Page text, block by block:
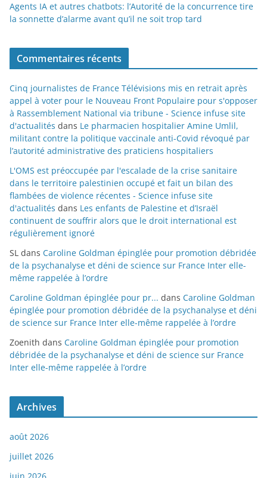
Agents IA et autres chatbots: l’Autorité de la concurrence tire
la sonnette d’alarme avant qu’il ne soit trop tard
Commentaires récents
Cinq journalistes de France Télévisions mis en retrait après
appel à voter pour le Nouveau Front Populaire pour s'opposer
à Rassemblement National via tribune - Science infuse site
d'actualités dans Le pharmacien hospitalier Amine Umlil,
militant contre la politique vaccinale anti-Covid révoqué par
l’autorité administrative des praticiens hospitaliers
L'OMS est préoccupée par l'escalade de la crise sanitaire
dans le territoire palestinien occupé et fait un bilan des
flambées de violence récentes - Science infuse site
d'actualités dans Les enfants de Palestine et d’Israël
continuent de souffrir alors que le droit international est
régulièrement ignoré
SL dans Caroline Goldman épinglée pour promotion débridée
de la psychanalyse et déni de science sur France Inter elle-
même rappelée à l’ordre
Caroline Goldman épinglée pour pr... dans Caroline Goldman
épinglée pour promotion débridée de la psychanalyse et déni
de science sur France Inter elle-même rappelée à l’ordre
Zoenith dans Caroline Goldman épinglée pour promotion
débridée de la psychanalyse et déni de science sur France
Inter elle-même rappelée à l’ordre
Archives
août 2026
juillet 2026